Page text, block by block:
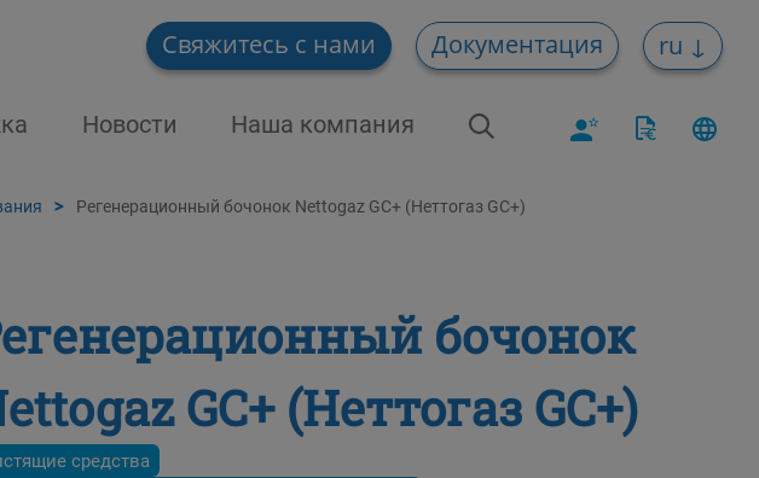
Свяжитесь с нами Документация ru
Новости Наша компания
Регенерационный бочонок Nettogaz GC+ (Неттогаз GC+)
бочонок
GC+ (Неттогаз GC+)
средства